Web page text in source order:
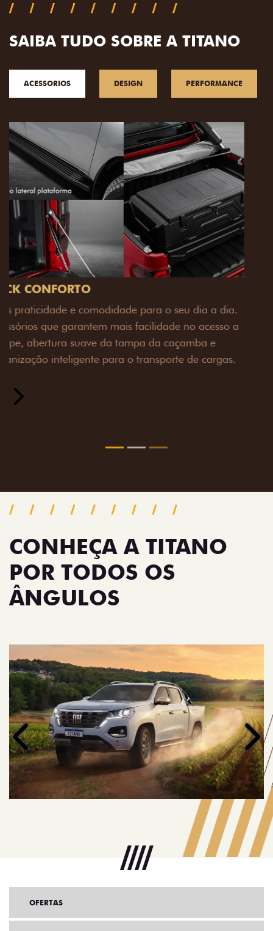
SAIBA TUDO SOBRE A TITANO
ACESSORIOS DESIGN PERFORMANCE
PACK OFF-ROAD
Prepare sua picape para qualquer desafio. O Pack
off-road combina engate de reboque para até 3,5
toneladas, alargadores de para-lamas e overbumper,
oferecendo mais capacidade de reboque, proteção
imponente para enfrentar qualquer terreno com
confiança.
Pack tecnologia
CONHEÇA A TITANO
POR TODOS OS
ÂNGULOS
Anterior
OFERTAS